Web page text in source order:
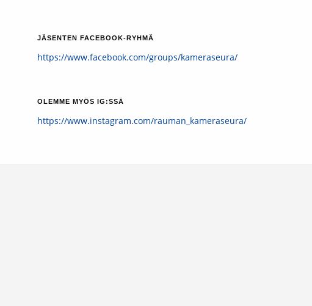
JÄSENTEN FACEBOOK-RYHMÄ
https://www.facebook.com/groups/kameraseura/
OLEMME MYÖS IG:SSÄ
https://www.instagram.com/rauman_kameraseura/